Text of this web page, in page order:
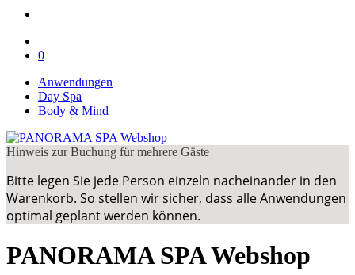
0
Anwendungen
Day Spa
Body & Mind
Hinweis zur Buchung für mehrere Gäste
Bitte legen Sie jede Person einzeln nacheinander in den
Warenkorb. So stellen wir sicher, dass alle Anwendungen
optimal geplant werden können.
PANORAMA SPA Webshop